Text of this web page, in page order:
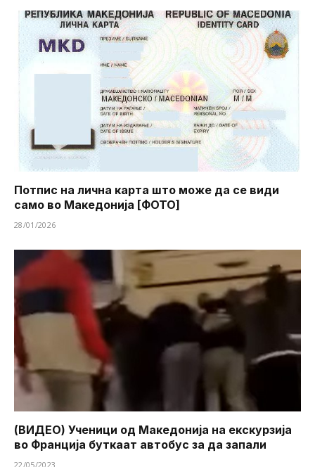
Потпис на лична карта што може да се види
само во Македонија [ФОТО]
28/01/2026
(ВИДЕО) Ученици од Македонија на екскурзија
во Франција буткаат автобус за да запали
22/05/2023